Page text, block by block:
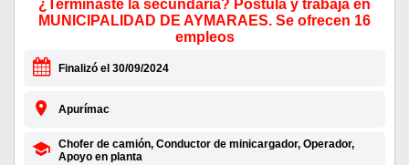
¿Terminaste la secundaria? Postula y trabaja en
MUNICIPALIDAD DE AYMARAES. Se ofrecen 16
empleos
Finalizó el 30/09/2024
Apurímac
Chofer de camión, Conductor de minicargador, Operador,
Apoyo en planta